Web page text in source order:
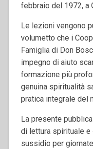
febbraio del 1972, a
Le lezioni vengono
volumetto che i
Famiglia di Don
impegno di aiuto
formazione più
genuina spiritualità
pratica integrale del
La presente
di lettura spirituale e
sussidio per